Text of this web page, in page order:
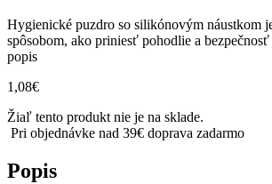
Hygienické puzdro so silikónovým náustkom
spôsobom, ako priniesť pohodlie a bezpečnosť
popis
1,08€
Žiaľ tento produkt nie je na sklade.
Pri objednávke nad 39€ doprava zadarmo
Popis